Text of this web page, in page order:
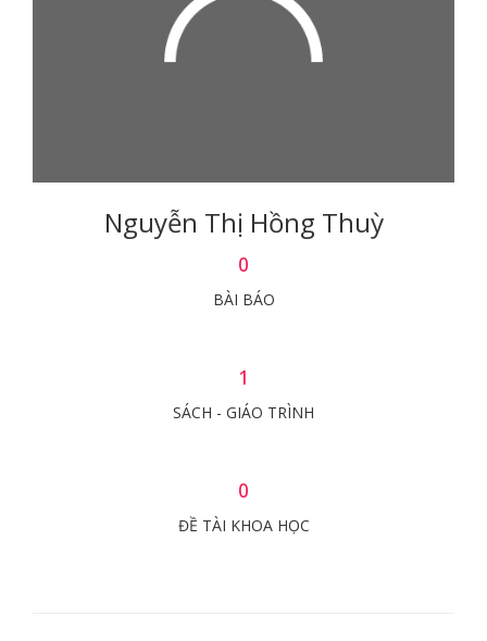
Nguyễn Thị Hồng Thuỳ
0
BÀI BÁO
1
SÁCH - GIÁO TRÌNH
0
ĐỀ TÀI KHOA HỌC